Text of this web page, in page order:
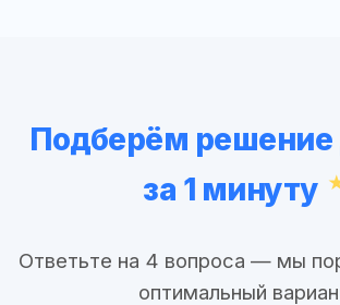
Подберём
за 1 минуту
Ответьте на 4 вопроса — мы
оптимальный